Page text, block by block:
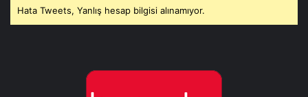
Hata Tweets, Yanlış hesap bilgisi alınamıyor.